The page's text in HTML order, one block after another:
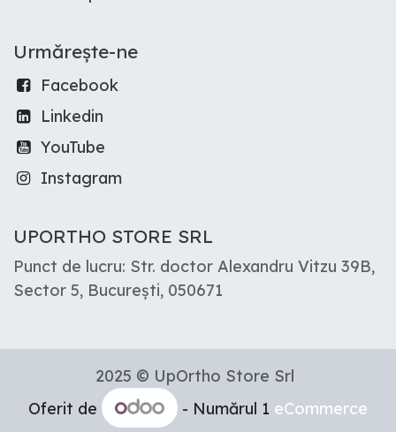
Urmărește-ne
Facebook
Linkedin
YouTube
Instagram
UPORTHO STORE SRL
Punct de lucru: Str. doctor Alexandru Vitzu 39B,
Sector 5, București, 050671
2025 © UpOrtho Store Srl
Oferit de
- Numărul 1 eCommerce